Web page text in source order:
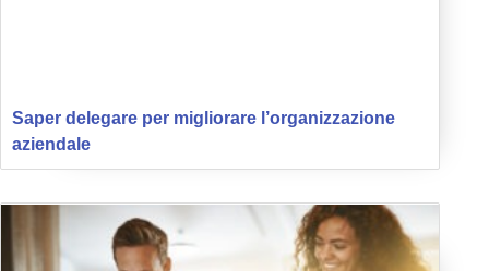
Saper delegare per migliorare l’organizzazione
aziendale